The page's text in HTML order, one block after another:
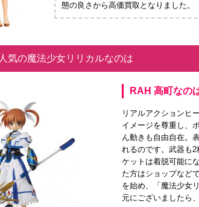
態の良さから高価買取となりました。
人気の魔法少女リリカルなのは
RAH 高町なの
リアルアクションヒ
イメージを尊重し、
ん動きも自由自在。
れるのです。武器も
ケットは着脱可能に
た方はショップなど
を始め、「魔法少女
元にございましたら